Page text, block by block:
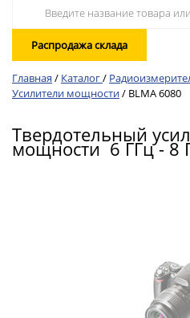
Распродажа склада
Главная / Каталог/
Усилители мощности/ BLMA 6080
Твердотельный
мощности 6 ГГц - 8